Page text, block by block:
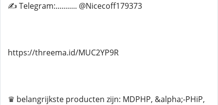
✍ Telegram:........... @Nicecoff179373
https://threema.id/MUC2YP9R
♛ belangrijkste producten zijn: MDPHP, &alpha;-PHiP,